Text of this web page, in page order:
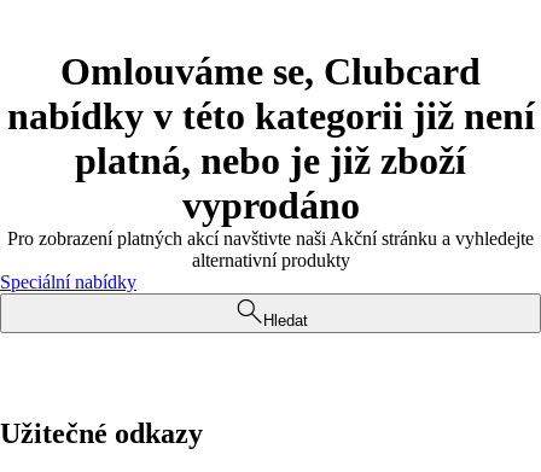
Omlouváme se, Clubcard
nabídky v této kategorii již není
platná, nebo je již zboží
vyprodáno
Pro zobrazení platných akcí navštivte naši Akční stránku a vyhledejte
alternativní produkty
Speciální nabídky
Hledat
Užitečné odkazy